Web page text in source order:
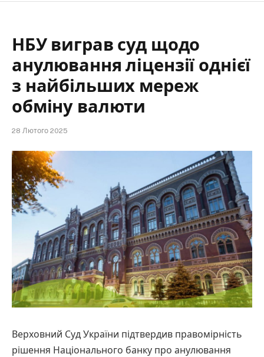
НБУ виграв суд щодо
анулювання ліцензії однієї
з найбільших мереж
обміну валюти
28 Лютого 2025
Верховний Суд України підтвердив правомірність
рішення Національного банку про анулювання